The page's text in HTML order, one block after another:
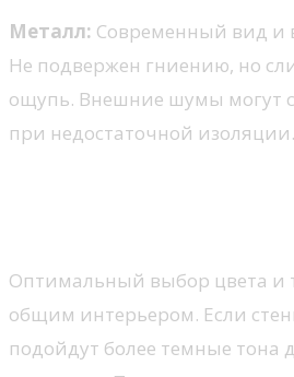
Металл: Современный вид и
Не подвержен гниению, но
ощупь. Внешние шумы могут
при недостаточной изоляции.
Оптимальный выбор цвета и
общим интерьером. Если
подойдут более темные тона